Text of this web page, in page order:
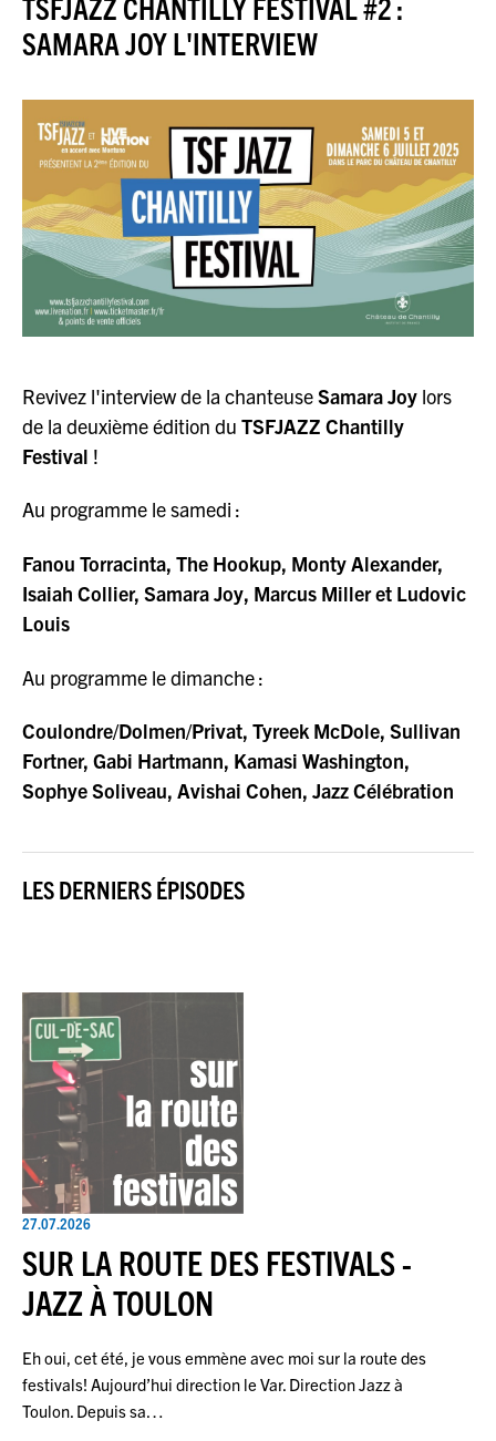
JAZZENDA
SAMARA JOY L'INTERVIEW
Revivez l'interview de la chanteuseSamara Joy lors
de la deuxième édition du TSFJAZZ Chantilly
Festival !
Au programme le samedi :
Fanou Torracinta, The Hookup, Monty Alexander,
Isaiah Collier, Samara Joy, Marcus Miller et Ludovic
Louis
Au programme le dimanche :
Coulondre/Dolmen/Privat, Tyreek McDole, Sullivan
Fortner, Gabi Hartmann, Kamasi Washington,
Sophye Soliveau, Avishai Cohen, Jazz Célébration
LES DERNIERS ÉPISODES
27.07.2026
SUR LA ROUTE DES FESTIVALS -
JAZZ À TOULON
Eh oui, cet été, je vous emmène avec moi sur la route des
festivals! Aujourd’hui direction le Var. Direction Jazz à
Toulon. Depuis sa…